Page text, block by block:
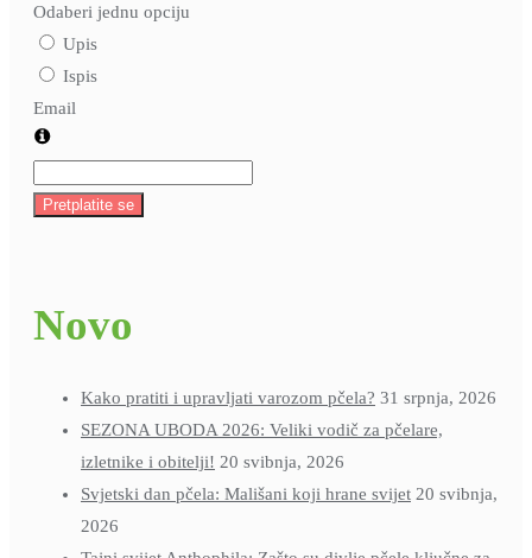
Odaberi jednu opciju
Upis
Ispis
Email
Pretplatite se
Novo
Kako pratiti i upravljati varozom pčela? 31 srpnja, 2026
SEZONA UBODA 2026: Veliki vodič za pčelare,
izletnike i obitelji! 20 svibnja, 2026
Svjetski dan pčela: Mališani koji hrane svijet 20 svibnja,
2026